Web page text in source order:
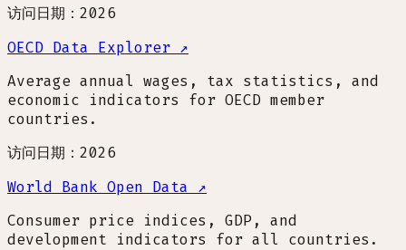
访问日期：2026
OECD Data Explorer ↗
Average annual wages, tax statistics, and
economic indicators for OECD member
countries.
访问日期：2026
World Bank Open Data ↗
Consumer price indices, GDP, and
development indicators for all countries.